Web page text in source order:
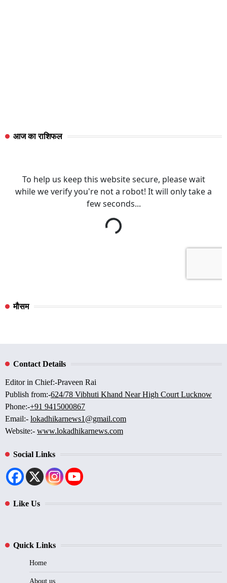
आज का राशिफल
मौसम
Contact Details
Editor in Chief:-Praveen Rai
Publish from:-624/78 Vibhuti Khand Near High Court Lucknow
Phone:-+91 9415000867
Email:- lokadhikarnews1@gmail.com
Website:- www.lokadhikarnews.com
Social Links
Like Us
Quick Links
Home
About us